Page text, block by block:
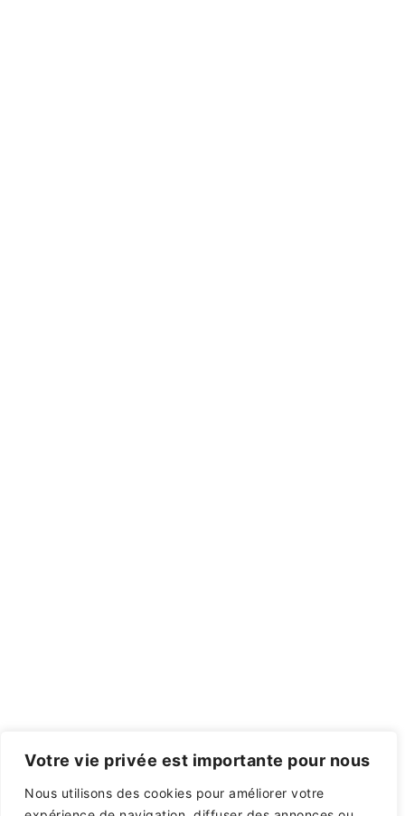
Votre vie privée est importante pour nous
Nous utilisons des cookies pour améliorer votre